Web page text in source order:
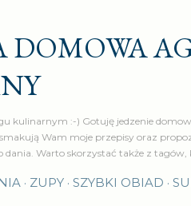
kulinarnym :-) Gotuję jedzenie
Wam moje przepisy oraz
dania. Warto skorzystać także z
ZUPY SZYBKI OBIAD